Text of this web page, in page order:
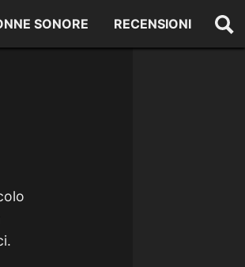
SONORE RECENSIONI